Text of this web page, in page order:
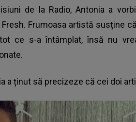
de la Radio, Antonia a
Fresh. Frumoasa artistă susține
ce s-a întâmplat, însă nu
a ținut să precizeze că cei doi